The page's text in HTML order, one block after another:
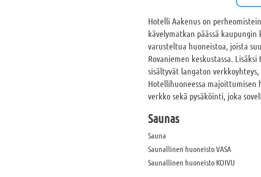
Hotelli Aakenus on
kävelymatkan päässä
varusteltua huoneistoa, joista
Rovaniemen keskustassa.
sisältyvät langaton
Hotellihuoneessa
verkko sekä pysäköinti, joka
Saunas
Sauna
Saunallinen huoneisto VASA
Saunallinen huoneisto KOIVU